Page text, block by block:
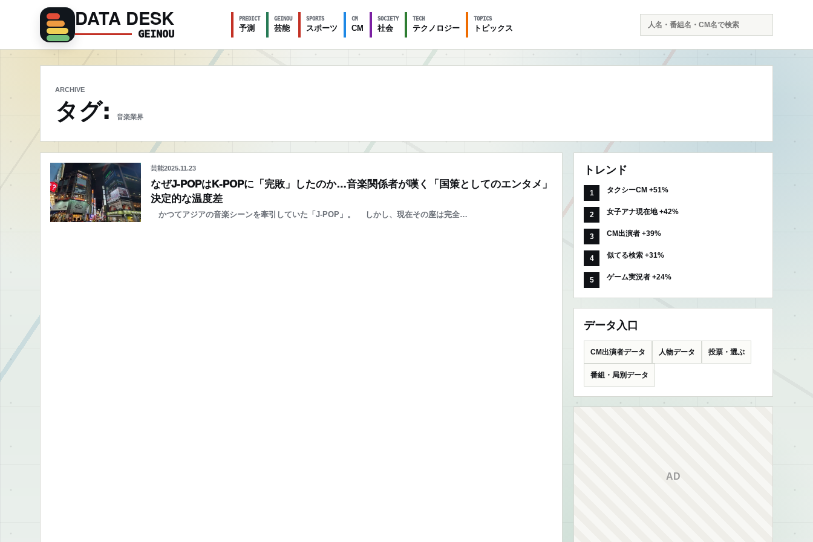
DATA DESK
GEINOU
PREDICT
予測
GEINOU
芸能
SPORTS
スポーツ
CM
CM
SOCIETY
社会
TECH
テクノロジー
TOPICS
トピックス
索
ARCHIVE
タグ: 音楽業界
芸能2025.11.23
なぜJ-POPはK-POPに「完敗」したのか…音楽関係者が嘆く「国策としてのエンタメ」
決定的な温度差
かつてアジアの音楽シーンを牽引していた「J-POP」。 しかし、現在その座は完全…
トレンド
タクシーCM +51%
女子アナ現在地 +42%
CM出演者 +39%
似てる検索 +31%
ゲーム実況者 +24%
データ入口
CM出演者データ 人物データ 投票・選ぶ
番組・局別データ
AD